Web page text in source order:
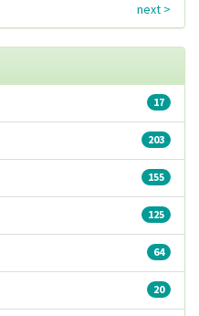
next >
17
203
155
125
64
20